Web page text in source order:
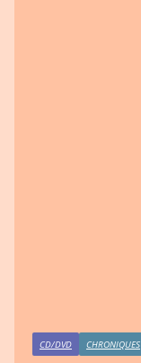
CD/DVD CHRONIQUES